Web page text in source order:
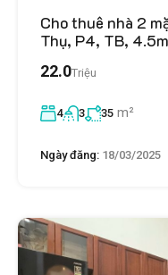
Cho thuê nhà 2
Thụ, P4, TB,
22.0Triệu
4 3 35 m²
Ngày đăng: 18/03/2025